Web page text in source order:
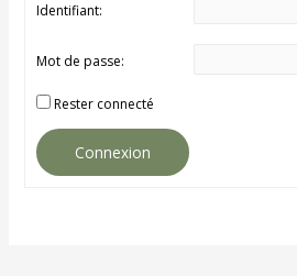
Identifiant:
Mot de passe:
Rester connecté
Connexion